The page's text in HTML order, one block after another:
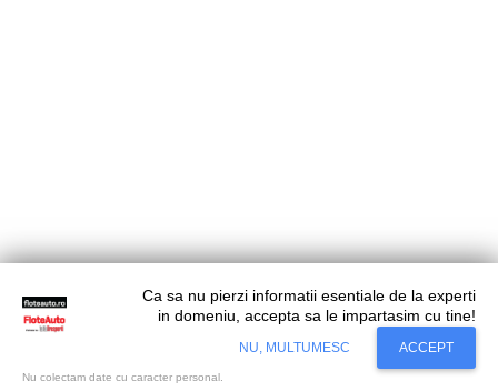
Situl nostru utilizeaza cookies. Ce inseamna
Accept
Ca sa nu pierzi informatii esentiale de la experti
in domeniu, accepta sa le impartasim cu tine!
NU, MULTUMESC ACCEPT
Nu colectam date cu caracter personal.